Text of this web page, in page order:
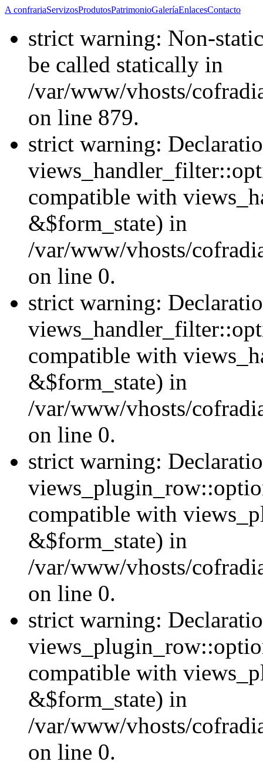
A confrariaServizosProdutosPatrimonioGaleríaEnlacesContacto
strict warning: Non-
be called statically in
/var/www/vhosts/
on line 879.
strict warning:
compatible with
&$form_state) in
/var/www/vhosts/
on line 0.
strict warning:
compatible with
&$form_state) in
/var/www/vhosts/
on line 0.
strict warning:
compatible with
&$form_state) in
/var/www/vhosts/
on line 0.
strict warning:
compatible with
&$form_state) in
/var/www/vhosts/
on line 0.